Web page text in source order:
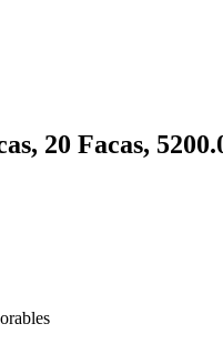
20 Facas,